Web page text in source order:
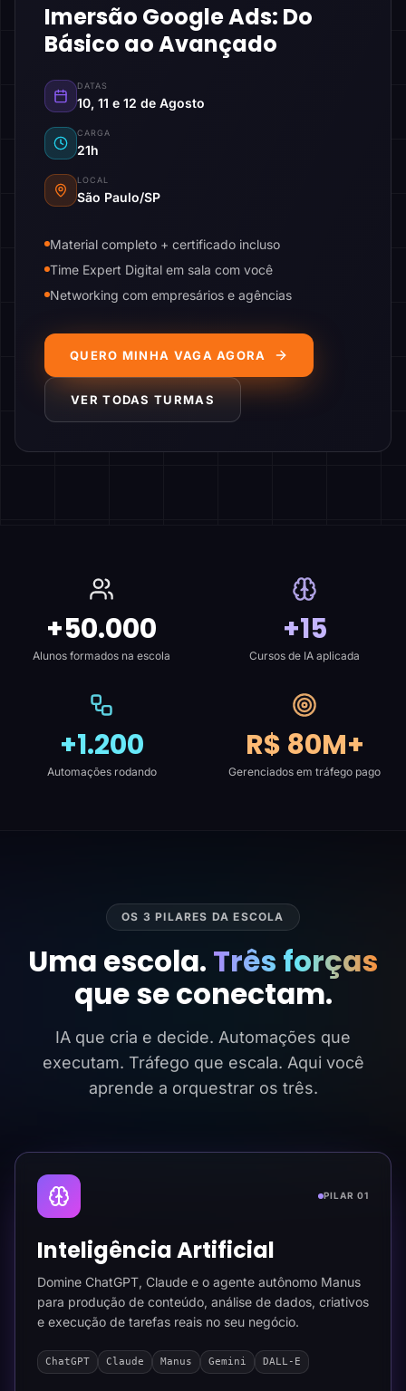
Imersão Google Ads: Do
Básico ao Avançado
DATAS
10, 11 e 12 de Agosto
CARGA
21h
LOCAL
São Paulo/SP
Material completo + certificado incluso
Time Expert Digital em sala com você
Networking com empresários e agências
QUERO MINHA VAGA AGORA
VER TODAS TURMAS
+50.000
Alunos formados na escola
+15
Cursos de IA aplicada
+1.200
Automações rodando
R$ 80M+
Gerenciados em tráfego pago
OS 3 PILARES DA ESCOLA
Uma escola. Três forças
que se conectam.
IA que cria e decide. Automações que
executam. Tráfego que escala. Aqui você
aprende a orquestrar os três.
PILAR 01
Inteligência Artificial
Domine ChatGPT, Claude e o agente autônomo Manus
para produção de conteúdo, análise de dados, criativos
e execução de tarefas reais no seu negócio.
ChatGPT Claude Manus Gemini DALL-E